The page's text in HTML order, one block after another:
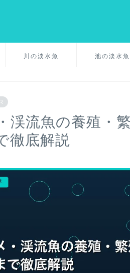
川の淡水魚 池の淡水魚
渓流魚の養殖・
徹底解説